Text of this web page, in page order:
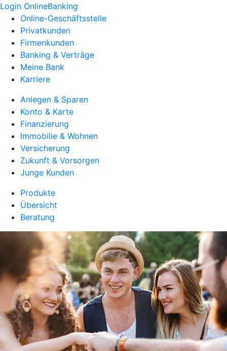
Login OnlineBanking
Online-Geschäftsstelle
Privatkunden
Firmenkunden
Banking & Verträge
Meine Bank
Karriere
Anlegen & Sparen
Konto & Karte
Finanzierung
Immobilie & Wohnen
Versicherung
Zukunft & Vorsorgen
Junge Kunden
Produkte
Übersicht
Beratung